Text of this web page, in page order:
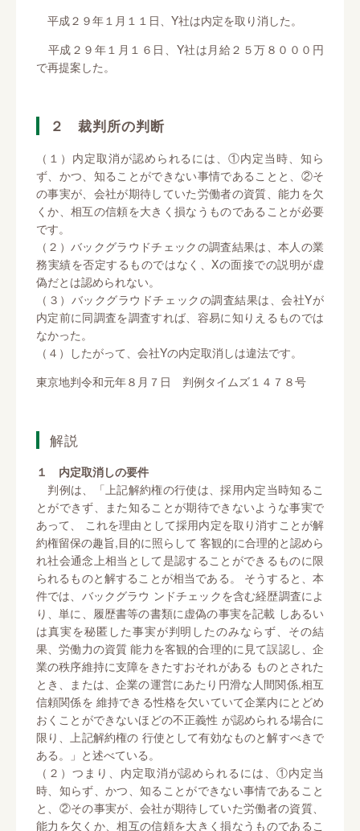
平成２９年１月１１日、Y社は内定を取り消した。
平成２９年１月１６日、Y社は月給２５万８０００円
で再提案した。
２ 裁判所の判断
（１）内定取消が認められるには、①内定当時、知ら
ず、かつ、知ることができない事情であることと、②そ
の事実が、会社が期待していた労働者の資質、能力を欠
くか、相互の信頼を大きく損なうものであることが必要
です。
（２）バックグラウドチェックの調査結果は、本人の業
務実績を否定するものではなく、Xの面接での説明が虚
偽だとは認められない。
（３）バックグラウドチェックの調査結果は、会社Yが
内定前に同調査を調査すれば、容易に知りえるものでは
なかった。
（４）したがって、会社Yの内定取消しは違法です。
東京地判令和元年８月７日 判例タイムズ１４７８号
解説
１ 内定取消しの要件
判例は、「上記解約権の行使は、採用内定当時知るこ
とができず、また知ることが期待できないような事実で
あって、 これを理由として採用内定を取り消すことが解
約権留保の趣旨,目的に照らして 客観的に合理的と認めら
れ社会通念上相当として是認することができるものに限
られるものと解することが相当である。 そうすると、本
件では、バックグラウ ンドチェックを含む経歴調査によ
り、単に、履歴書等の書類に虚偽の事実を記載 しあるい
は真実を秘匿した事実が判明したのみならず、その結
果、労働力の資質 能力を客観的合理的に見て誤認し、企
業の秩序維持に支障をきたすおそれがある ものとされた
とき、または、企業の運営にあたり円滑な人間関係,相互
信頼関係を 維持できる性格を欠いていて企業内にとどめ
おくことができないほどの不正義性 が認められる場合に
限り、上記解約権の 行使として有効なものと解すべきで
ある。」と述べている。
（２）つまり、内定取消が認められるには、①内定当
時、知らず、かつ、知ることができない事情であること
と、②その事実が、会社が期待していた労働者の資質、
能力を欠くか、相互の信頼を大きく損なうものであるこ